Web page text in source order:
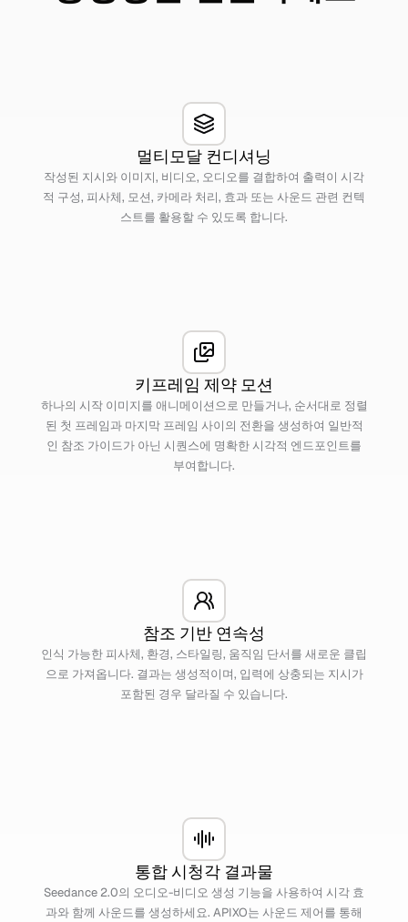
멀티모달 컨디셔닝
작성된 지시와 이미지, 비디오, 오디오를 결합하여 출력이 시각
적 구성, 피사체, 모션, 카메라 처리, 효과 또는 사운드 관련 컨텍
스트를 활용할 수 있도록 합니다.
키프레임 제약 모션
하나의 시작 이미지를 애니메이션으로 만들거나, 순서대로 정렬
된 첫 프레임과 마지막 프레임 사이의 전환을 생성하여 일반적
인 참조 가이드가 아닌 시퀀스에 명확한 시각적 엔드포인트를
부여합니다.
참조 기반 연속성
인식 가능한 피사체, 환경, 스타일링, 움직임 단서를 새로운 클립
으로 가져옵니다. 결과는 생성적이며, 입력에 상충되는 지시가
포함된 경우 달라질 수 있습니다.
통합 시청각 결과물
Seedance 2.0의 오디오-비디오 생성 기능을 사용하여 시각 효
과와 함께 사운드를 생성하세요. APIXO는 사운드 제어를 통해